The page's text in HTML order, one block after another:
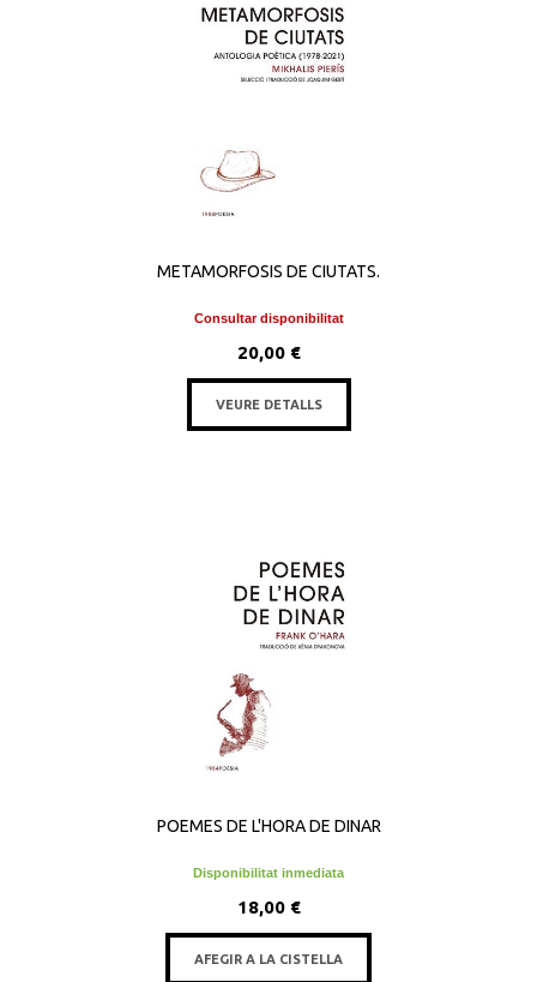
METAMORFOSIS DE CIUTATS.
Consultar disponibilitat
20,00 €
VEURE DETALLS
POEMES DE L'HORA DE DINAR
Disponibilitat inmediata
18,00 €
AFEGIR A LA CISTELLA